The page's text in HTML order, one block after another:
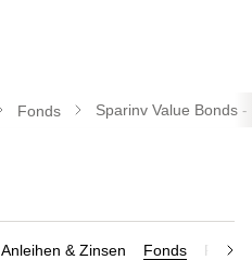
Fonds Sparinv Value Bonds -
Anleihen & Zinsen Fonds